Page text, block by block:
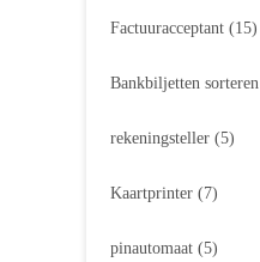
Factuuracceptant (15)
Bankbiljetten sorteren
rekeningsteller (5)
Kaartprinter (7)
pinautomaat (5)